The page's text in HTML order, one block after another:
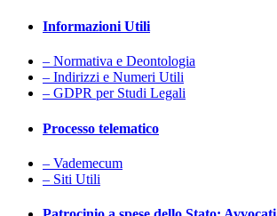
Informazioni Utili
– Normativa e Deontologia
– Indirizzi e Numeri Utili
– GDPR per Studi Legali
Processo telematico
– Vademecum
– Siti Utili